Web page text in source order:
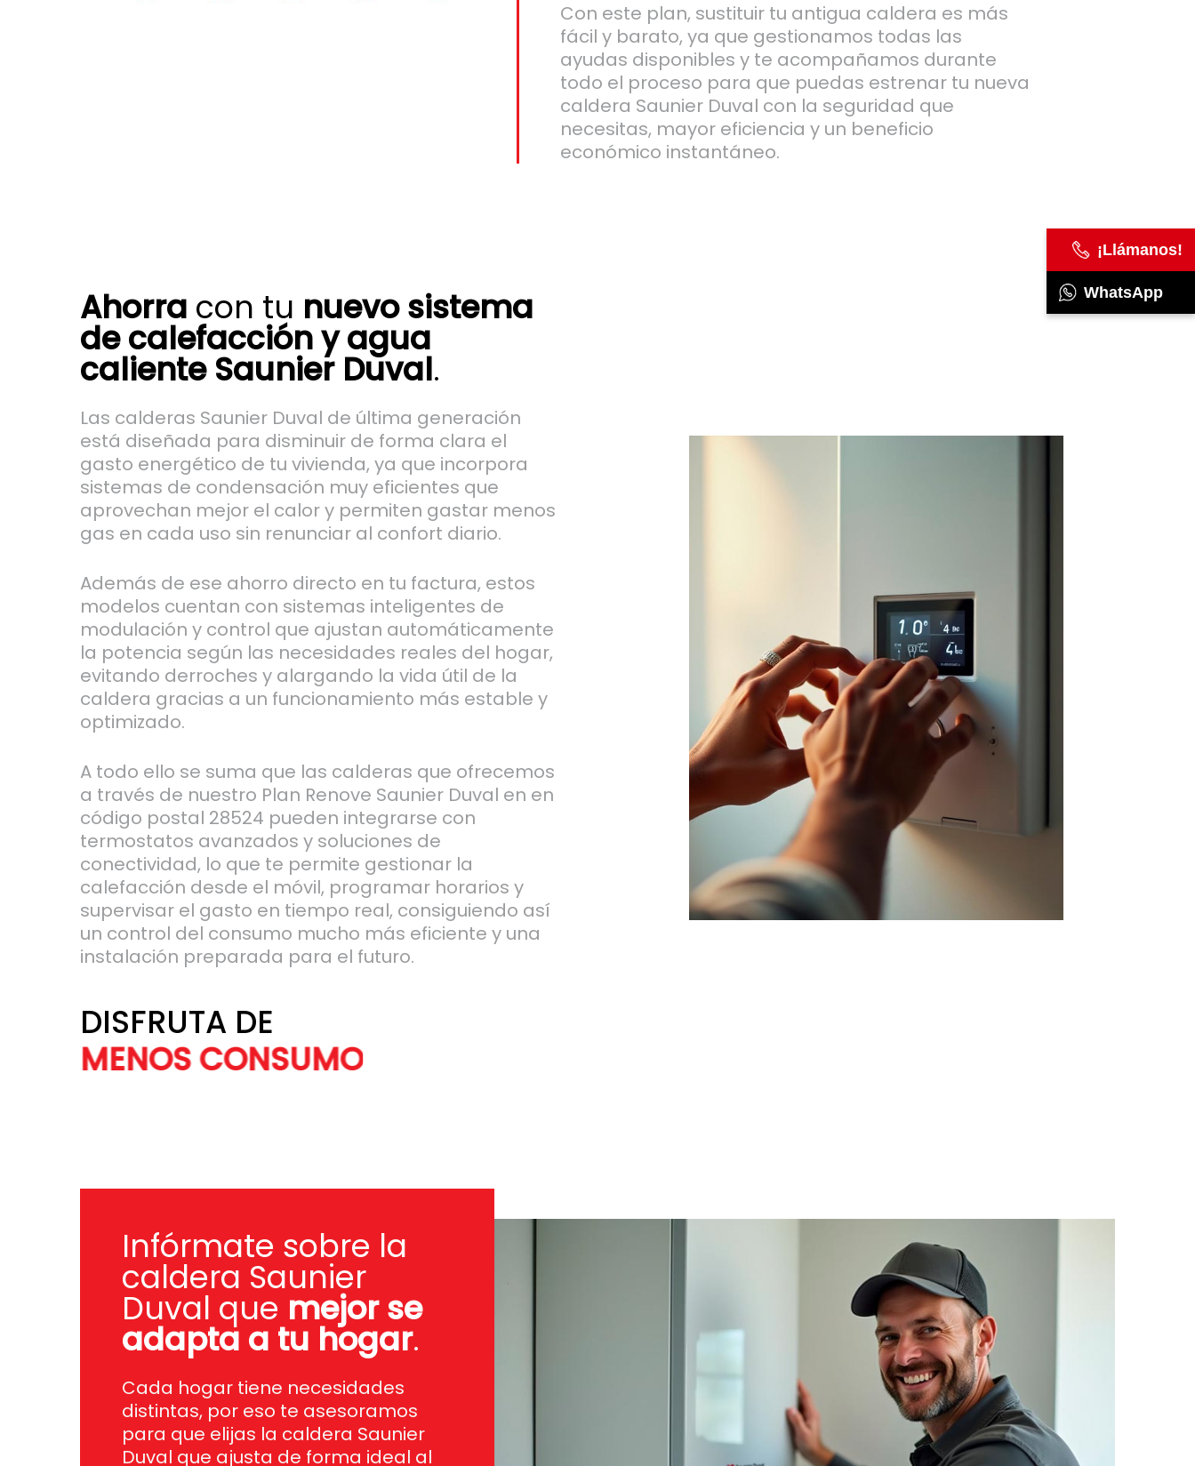
Con este plan, sustituir tu antigua caldera es más
fácil y barato, ya que gestionamos todas las
ayudas disponibles y te acompañamos durante
todo el proceso para que puedas estrenar tu nueva
caldera Saunier Duval con la seguridad que
necesitas, mayor eficiencia y un beneficio
económico instantáneo.
Ahorra con tu nuevo sistema
de calefacción y agua
caliente Saunier Duval.
Las calderas Saunier Duval de última generación
está diseñada para disminuir de forma clara el
gasto energético de tu vivienda, ya que incorpora
sistemas de condensación muy eficientes que
aprovechan mejor el calor y permiten gastar menos
gas en cada uso sin renunciar al confort diario.
Además de ese ahorro directo en tu factura, estos
modelos cuentan con sistemas inteligentes de
modulación y control que ajustan automáticamente
la potencia según las necesidades reales del hogar,
evitando derroches y alargando la vida útil de la
caldera gracias a un funcionamiento más estable y
optimizado.
A todo ello se suma que las calderas que ofrecemos
a través de nuestro Plan Renove Saunier Duval en en
código postal 28524 pueden integrarse con
termostatos avanzados y soluciones de
conectividad, lo que te permite gestionar la
calefacción desde el móvil, programar horarios y
supervisar el gasto en tiempo real, consiguiendo así
un control del consumo mucho más eficiente y una
instalación preparada para el futuro.
DISFRUTA DE
caldera Saunier
Duval quemejor se
adapta a tu hogar.
Cada hogar tiene necesidades
para que elijas la caldera Saunier
Duval que ajusta de forma ideal al
tamaño de tu inmueble en código
¡Llámanos!
WhatsApp